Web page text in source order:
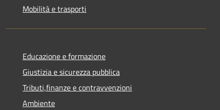
Mobilità e trasporti
Educazione e formazione
Giustizia e sicurezza pubblica
Tributi,finanze e contravvenzioni
Ambiente